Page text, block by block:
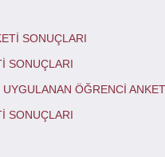
SONUÇLARI
SONUÇLARI
ÖĞRENCİ
SONUÇLARI